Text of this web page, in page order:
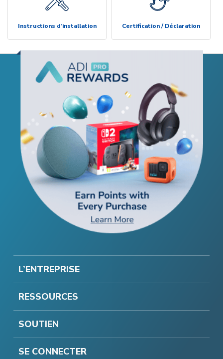
Instructions d’installation Certification / Déclaration
L’ENTREPRISE
RESSOURCES
SOUTIEN
SE CONNECTER